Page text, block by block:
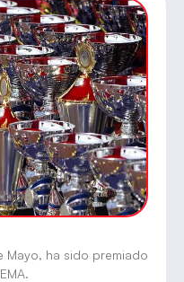
Mayo, ha sido premiado